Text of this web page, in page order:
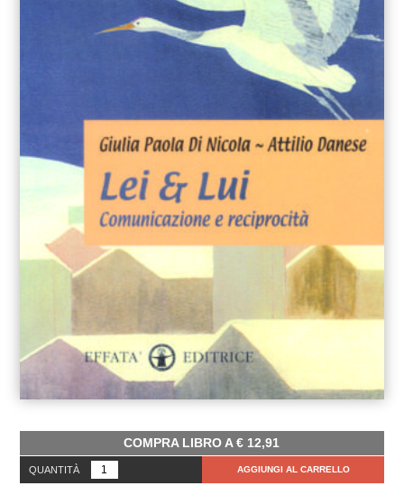
COMPRA LIBRO A€ 12,91
QUANTITÀ AGGIUNGI AL CARRELLO